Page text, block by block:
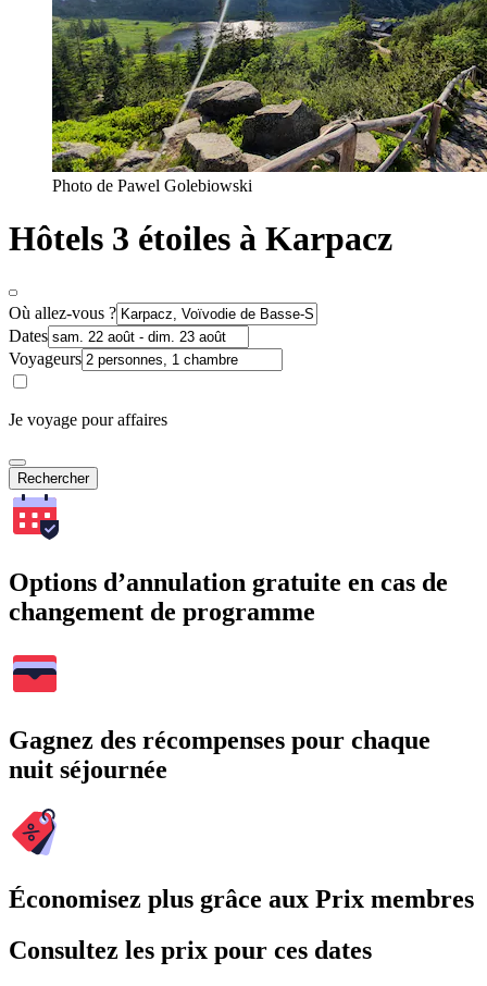
Photo de Pawel Golebiowski
Hôtels 3 étoiles à Karpacz
Où allez-vous ?
Dates
Voyageurs
Je voyage pour affaires
Rechercher
Options d’annulation gratuite en cas de
changement de programme
Gagnez des récompenses pour chaque
nuit séjournée
Économisez plus grâce aux Prix membres
Consultez les prix pour ces dates